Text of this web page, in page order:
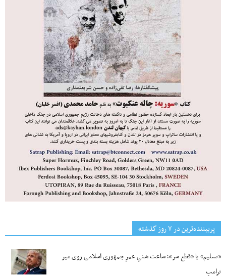
پربیننده‌ترین‌ در ۷ روز گذشته
«تسلیم» یا «قطع سر»؛ ساعت شنیِ عمرِ جمهوری اسلامی روی میز
ترامپ